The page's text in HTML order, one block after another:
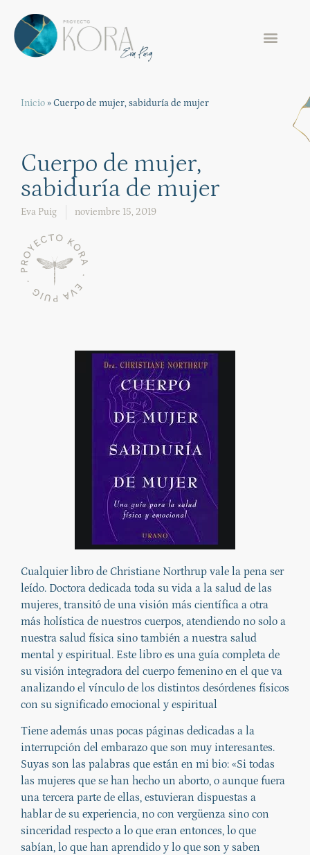
Inicio»Cuerpo de mujer, sabiduría de mujer
Cuerpo de mujer,
sabiduría de mujer
Eva Puig noviembre 15, 2019
Cualquier libro de Christiane Northrup vale la pena ser
leído. Doctora dedicada toda su vida a la salud de las
mujeres, transitó de una visión más científica a otra
más holística de nuestros cuerpos, atendiendo no solo a
nuestra salud física sino también a nuestra salud
mental y espiritual. Este libro es una guía completa de
su visión integradora del cuerpo femenino en el que va
analizando el vínculo de los distintos desórdenes físicos
con su significado emocional y espiritual
Tiene además unas pocas páginas dedicadas a la
interrupción del embarazo que son muy interesantes.
Suyas son las palabras que están en mi bio: «Si todas
las mujeres que se han hecho un aborto, o aunque fuera
una tercera parte de ellas, estuvieran dispuestas a
hablar de su experiencia, no con vergüenza sino con
sinceridad respecto a lo que eran entonces, lo que
sabían, lo que han aprendido y lo que son y saben